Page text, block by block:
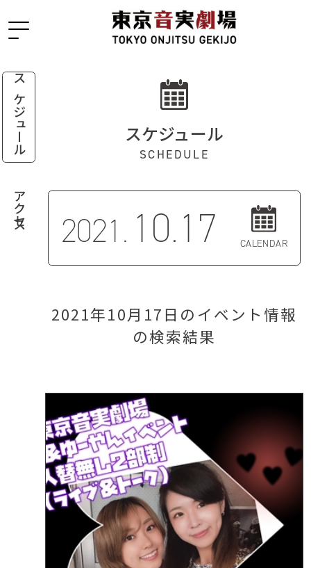
スケジュール
アクセス
スケジュール
SCHEDULE
2021. 10.17 CALENDAR
2021年10月17日のイベント情報
の検索結果